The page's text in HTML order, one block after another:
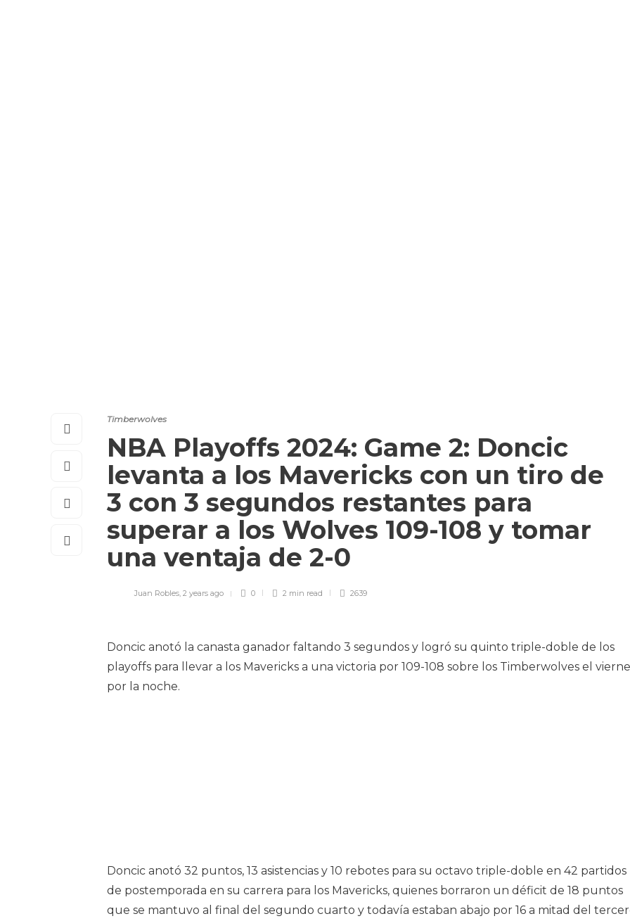
Timberwolves
NBA Playoffs 2024: Game 2: Doncic
levanta a los Mavericks con un tiro de
3 con 3 segundos restantes para
superar a los Wolves 109-108 y tomar
una ventaja de 2-0
Juan Robles, 2 years ago 0 2 min read 2639
Doncic anotó la canasta ganador faltando 3 segundos y logró su quinto triple-doble de los
playoffs para llevar a los Mavericks a una victoria por 109-108 sobre los Timberwolves el
por la noche.
Doncic anotó 32 puntos, 13 asistencias y 10 rebotes para su octavo triple-doble en 42 partidos
de postemporada en su carrera para los Mavericks, quienes borraron un déficit de 18 puntos
que se mantuvo al final del segundo cuarto y todavía estaban abajo por 16 a mitad del